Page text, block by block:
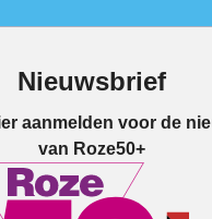
Nieuwsbrief
aanmelden voor de
van Roze50+